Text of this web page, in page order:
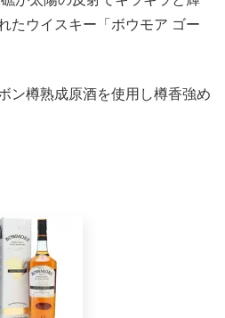
たウイスキー「ボウモア ゴー
ン樽熟成原酒を使用し樽香強め